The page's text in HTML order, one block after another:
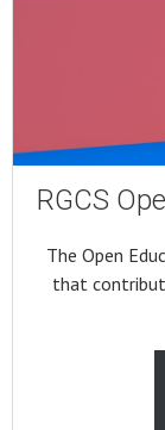
RGCS
The Open
that